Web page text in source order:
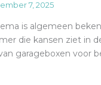
7, 2025
is algemeen
die kansen ziet in
garageboxen voor